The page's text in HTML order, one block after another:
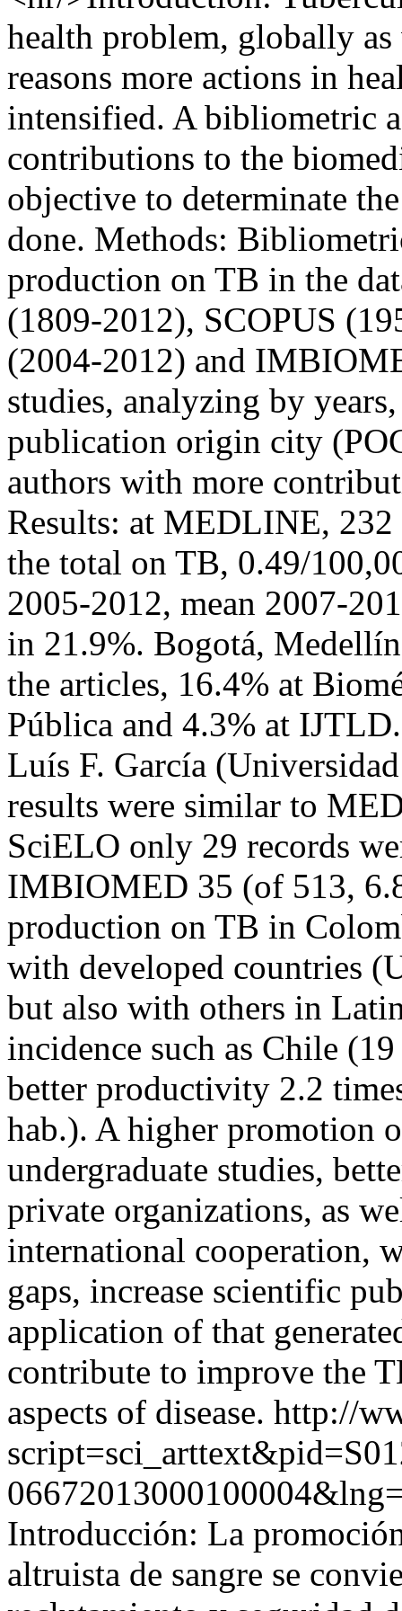
health problem, globally
reasons more actions in
intensified. A bibliometric
contributions to the
objective to determinate
done. Methods:
production on TB in the
(1809-2012), SCOPUS
(2004-2012) and
studies, analyzing by
publication origin city
authors with more
Results: at MEDLINE,
the total on TB, 0.49/
2005-2012, mean 2007-
in 21.9%. Bogotá,
the articles, 16.4% at
Pública and 4.3% at
Luís F. García
results were similar to
SciELO only 29 records
IMBIOMED 35 (of 513,
production on TB in
with developed countries
but also with others in
incidence such as Chile
better productivity 2.2
hab.). A higher promotion
undergraduate studies,
private organizations, as
international cooperation,
gaps, increase scientific
application of that
contribute to improve the
aspects of disease. http://
Introducción: La
altruista de sangre se